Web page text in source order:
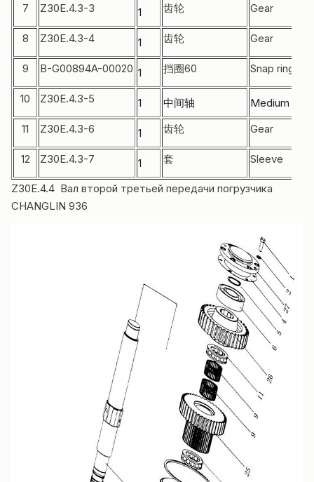
7 Z30E.4.3-3 1 齿轮 Gear
8 Z30E.4.3-4 1 齿轮 Gear
9 B-G00894A-00020 1 挡圈60 Snap ring
10 Z30E.4.3-5 1 中间轴
Medium
11
Z30E.4.3-6 1 齿轮 Gear
12 Z30E.4.3-7 1 套 Sleeve
Z30E.4.4 Вал второй третьей передачи погрузчика
CHANGLIN 936